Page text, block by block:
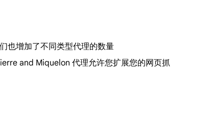
也增加了不同类型代理的数量
and Miquelon 代理允许您扩展您的网页抓